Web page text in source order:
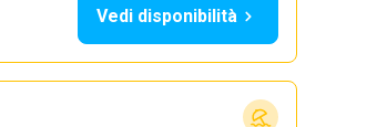
Vedi disponibilità